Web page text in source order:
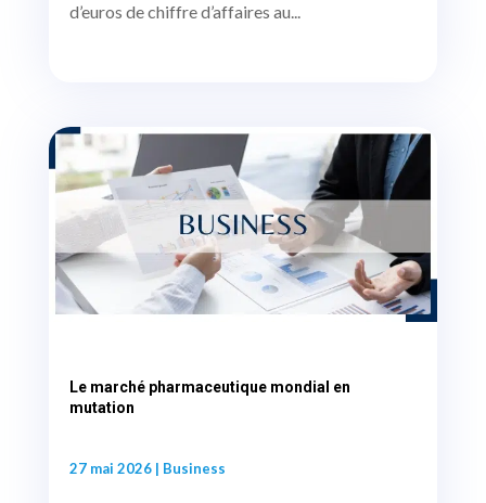
d’euros de chiffre d’affaires au...
Le marché pharmaceutique mondial en
mutation
27 mai 2026| Business